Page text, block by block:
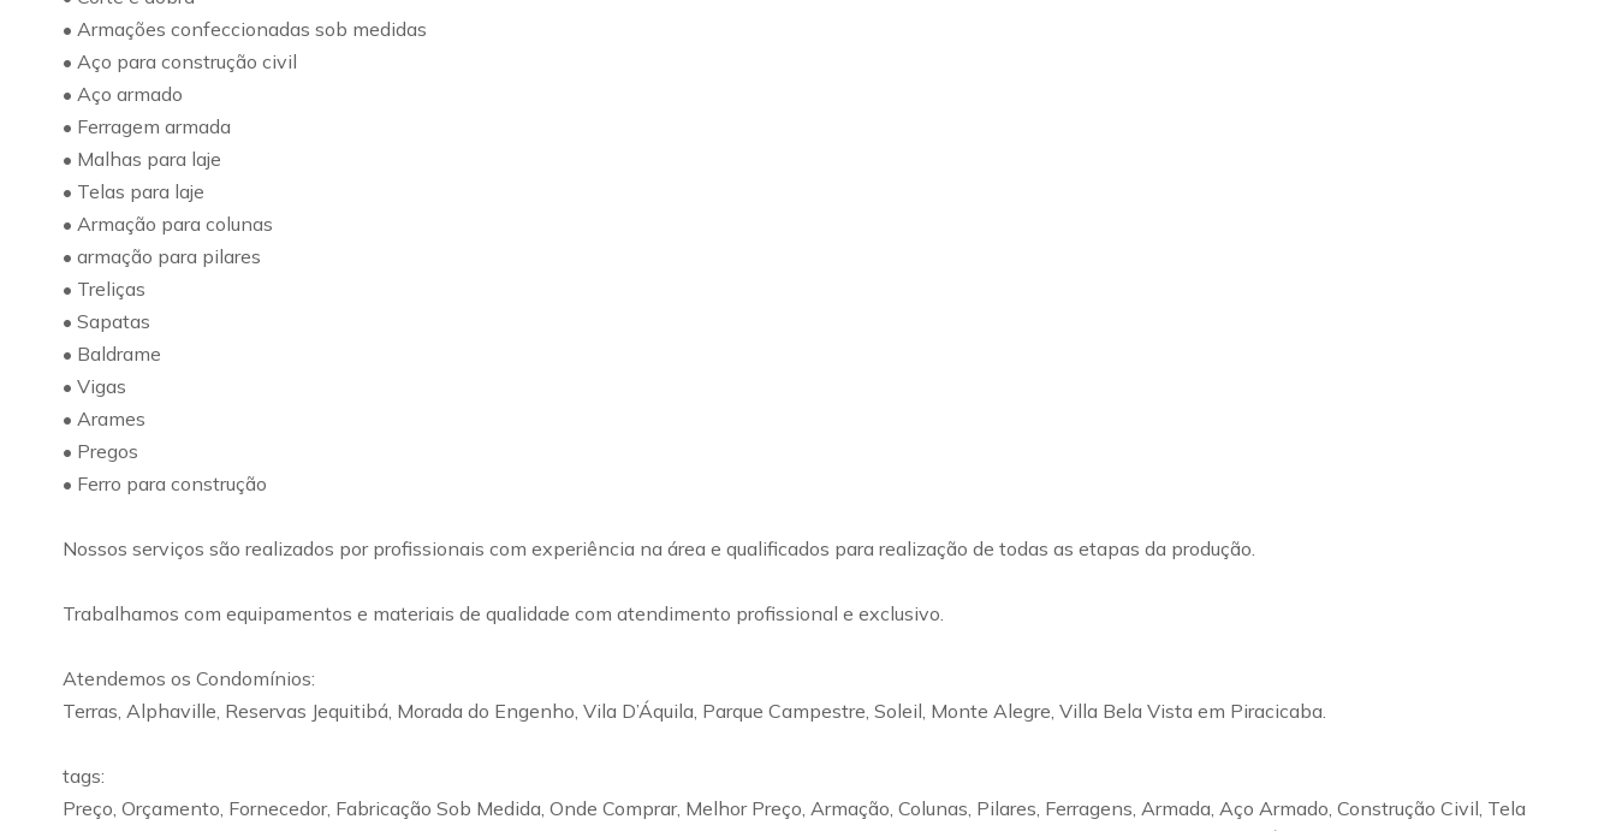
• Armações confeccionadas sob medidas
• Aço para construção civil
• Aço armado
• Ferragem armada
• Malhas para laje
• Telas para laje
• Armação para colunas
• armação para pilares
• Treliças
• Sapatas
• Baldrame
• Vigas
• Arames
• Pregos
• Ferro para construção
Nossos serviços são realizados por profissionais com experiência na área e qualificados para realização de todas as etapas da produção.
Trabalhamos com equipamentos e materiais de qualidade com atendimento profissional e exclusivo.
Atendemos os Condomínios:
Terras, Alphaville, Reservas Jequitibá, Morada do Engenho, Vila D’Áquila, Parque Campestre, Soleil, Monte Alegre, Villa Bela Vista em Piracicaba.
tags:
Preço, Orçamento, Fornecedor, Fabricação Sob Medida, Onde Comprar, Melhor Preço, Armação, Colunas, Pilares, Ferragens, Armada, Aço Armado, Construção Civil, Tela